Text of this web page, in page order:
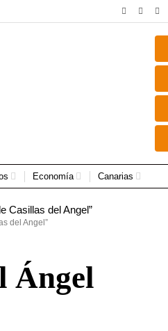
Economía Canarias
del Angel”
Ángel